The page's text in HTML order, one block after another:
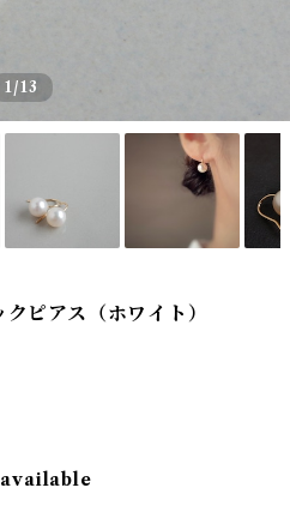
1/13
ピアス（ホワイト）